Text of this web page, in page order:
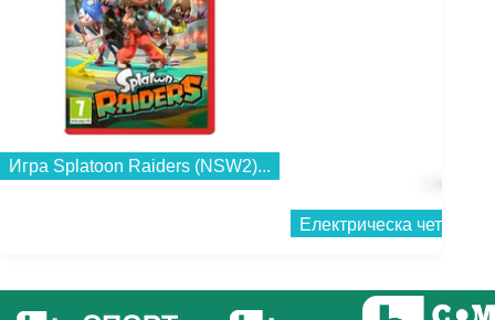
Игра Splatoon Raiders (NSW2)...